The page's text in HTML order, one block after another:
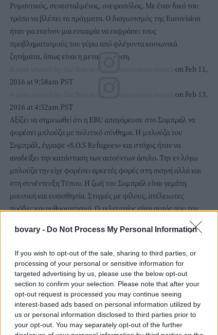
bovary - Do Not Process My Personal Information
If you wish to opt-out of the sale, sharing to third parties, or
processing of your personal or sensitive information for
targeted advertising by us, please use the below opt-out
section to confirm your selection. Please note that after your
opt-out request is processed you may continue seeing
interest-based ads based on personal information utilized by
us or personal information disclosed to third parties prior to
your opt-out. You may separately opt-out of the further
Ρομαντικός, συνεσταλμένος, ονειροπόλος. Με έναν δικό του
τρόπο να βλέπει τα πράγματα. Ο διαγωνισμός της Eurovision
ήταν για εκείνον μια ευκαιρία να εκφράσει τους
προβληματισμούς του γύρω από φλέγοντα κοινωνικά
ζητήματα, όπως είναι η μετανάστευση.
on Feb 11,
2016 at 9:58am PST
on Feb 13,
2016 at 4:52am PST
Αξίζει να σημειωθεί ότι η EBU απαγόρευσε στο Σομπράλ να
φορέσει μπλούζα με πολιτικό σύνθημα. Η μπλούζα του
Σομπράλ, έγραφε «S.O.S Refugees» και στόχος ήταν να
αναδείξει την κατάσταση των αιτούντων άσυλο. Την εν λόγω
μπλούζα την είχε φορέσει αρκετές φορές στη σκηνή αλλά και
στη συνέντευξη Τύπου. Η ζωή του Σομπράλ είναι γεμάτη
μουσική και ευαισθησία. Στιγμές με φίλους, ατέλειωτες
πρόβες και αυθορμητισμό. Ο τελευταίος είναι αυτός που τον